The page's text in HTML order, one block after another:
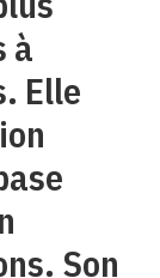
à
Elle
Son